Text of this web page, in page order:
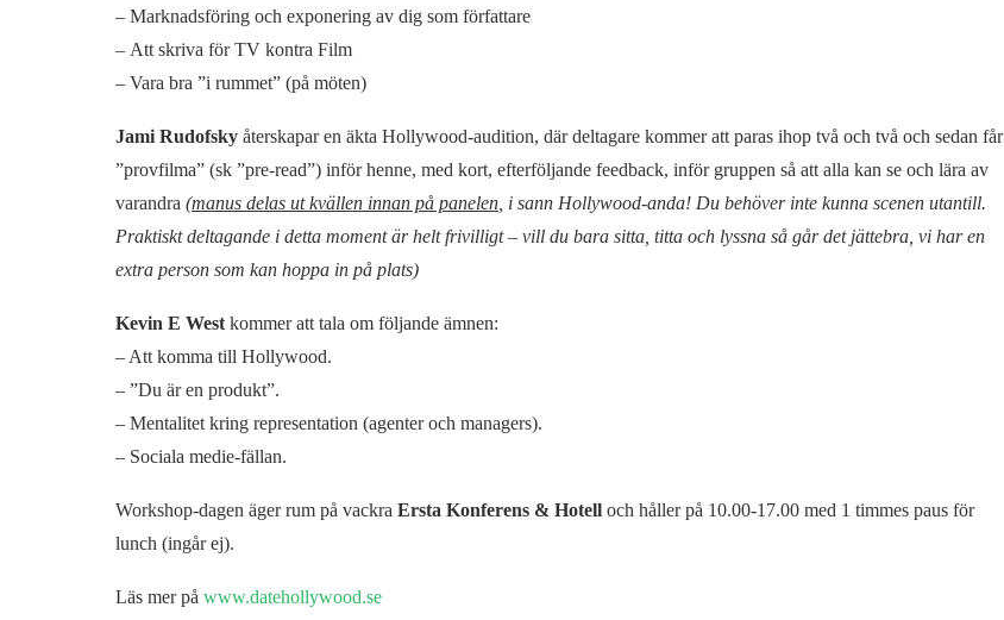
– Marknadsföring och exponering av dig som författare
– Att skriva för TV kontra Film
– Vara bra ”i rummet” (på möten)
Jami Rudofskyåterskapar en äkta Hollywood-audition, där deltagare kommer att paras ihop två och två och sedan får
”provfilma” (sk ”pre-read”) inför henne, med kort, efterföljande feedback, inför gruppen så att alla kan se och lära av
varandra (manus delas ut kvällen innan på panelen, i sann Hollywood-anda! Du behöver inte kunna scenen utantill.
Praktiskt deltagande i detta moment är helt frivilligt – vill du bara sitta, titta och lyssna så går det jättebra, vi har en
extra person som kan hoppa in på plats)
Kevin E West kommer att tala om följande ämnen:
– Att komma till Hollywood.
– ”Du är en produkt”.
– Mentalitet kring representation (agenter och managers).
– Sociala medie-fällan.
Workshop-dagen äger rum på vackra Ersta Konferens & Hotell och håller på 10.00-17.00 med 1 timmes paus för
lunch (ingår ej).
Läs mer på www.datehollywood.se